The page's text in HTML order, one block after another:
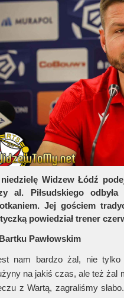
Widzew Łódź
al. Piłsudskiego
Jej gościem
powiedział trener
Pawłowskim
nam bardzo żal, nie tylko
na jakiś czas, ale też żal
z Wartą, zagraliśmy